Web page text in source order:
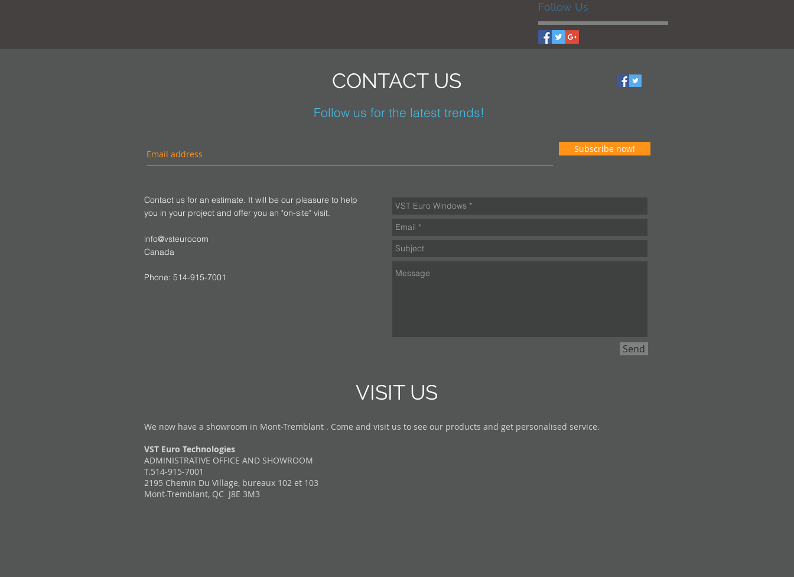
Follow Us
CONTACT US
Follow us for the latest trends!
Subscribe now!
Contact us for an estimate. It will be our pleasure to help
you in your project and offer you an "on-site" visit.
info@vsteurocom
Canada
Phone: 514-915-7001
Send
VISIT US
We now have a showroom in Mont-Tremblant . Come and visit us to see our products and get personalised service.
VST Euro Technologies
ADMINISTRATIVE OFFICE AND SHOWROOM
T.514-915-7001
2195 Chemin Du Village, bureaux 102 et 103
Mont-Tremblant, QC J8E 3M3